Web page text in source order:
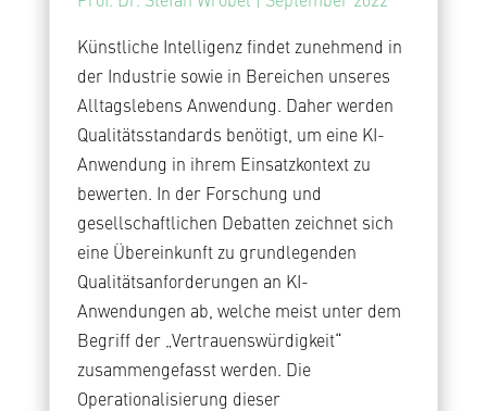
Künstliche Intelligenz findet zunehmend in
der Industrie sowie in Bereichen unseres
Alltagslebens Anwendung. Daher werden
Qualitätsstandards benötigt, um eine KI-
Anwendung in ihrem Einsatzkontext zu
bewerten. In der Forschung und
gesellschaftlichen Debatten zeichnet sich
eine Übereinkunft zu grundlegenden
Qualitätsanforderungen an KI-
Anwendungen ab, welche meist unter dem
Begriff der „Vertrauenswürdigkeit“
zusammengefasst werden. Die
Operationalisierung dieser